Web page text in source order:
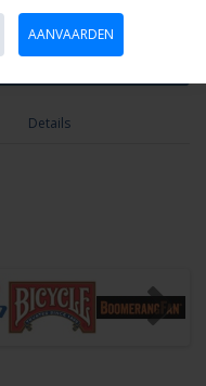
Details
AANVAARDEN